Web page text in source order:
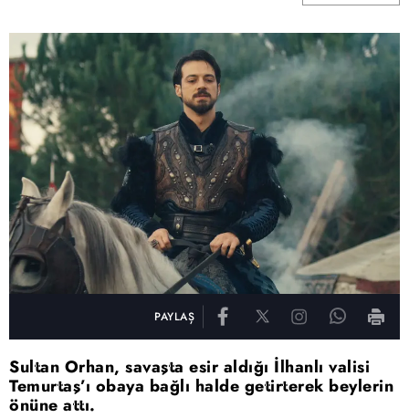
PAYLAŞ
Sultan Orhan, savaşta esir aldığı İlhanlı valisi
Temurtaş’ı obaya bağlı halde getirterek beylerin
önüne attı.